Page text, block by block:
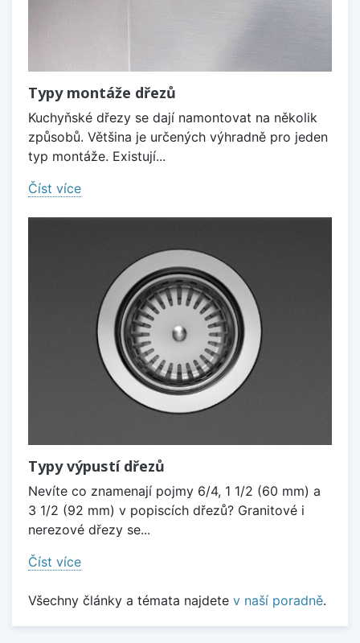
Typy montáže dřezů
Kuchyňské dřezy se dají namontovat na několik
způsobů. Většina je určených výhradně pro jeden
typ montáže. Existují...
Číst více
Typy výpustí dřezů
Nevíte co znamenají pojmy 6/4, 1 1/2 (60 mm) a
3 1/2 (92 mm) v popiscích dřezů? Granitové i
nerezové dřezy se...
Číst více
Všechny články a témata najdete v naší poradně.